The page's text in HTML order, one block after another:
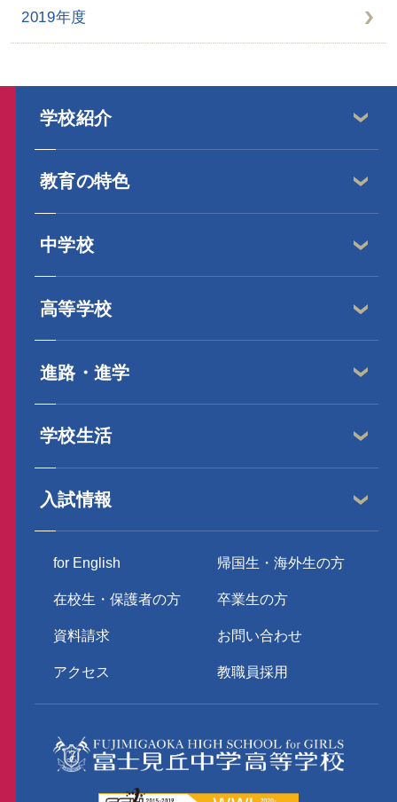
2019年度
学校紹介
教育の特色
中学校
高等学校
進路・進学
学校生活
入試情報
for English 帰国生・海外生の方
在校生・保護者の方 卒業生の方
資料請求 お問い合わせ
アクセス 教職員採用